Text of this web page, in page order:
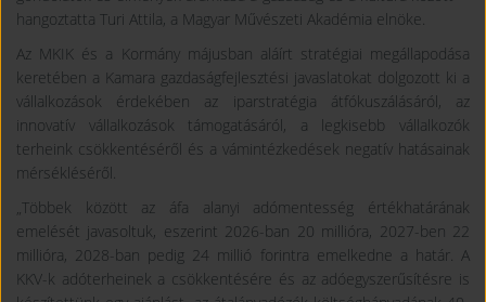
hangoztatta Turi Attila, a Magyar Művészeti Akadémia elnöke.
Az MKIK és a Kormány májusban aláírt stratégiai megállapodása
keretében a Kamara gazdaságfejlesztési javaslatokat dolgozott ki a
vállalkozások érdekében az iparstratégia átfókuszálásáról, az
innovatív vállalkozások támogatásáról, a legkisebb vállalkozók
terheink csökkentéséről és a vámintézkedések negatív hatásainak
mérsékléséről.
„Többek között az áfa alanyi adómentesség értékhatárának
emelését javasoltuk, eszerint 2026-ban 20 millióra, 2027-ben 22
millióra, 2028-ban pedig 24 millió forintra emelkedne a határ. A
KKV-k adóterheinek a csökkentésére és az adóegyszerűsítésre is